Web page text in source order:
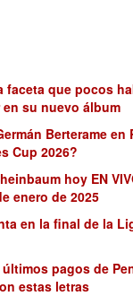
faceta que pocos
su nuevo álbum
Berterame en
Cup 2026?
hoy EN
enero de 2025
en la final de la
pagos de
estas letras